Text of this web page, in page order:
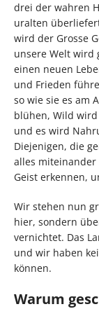
drei der wahren
uralten
wird der Grosse
unsere Welt wird
einen neuen
und Frieden
so wie sie es am
blühen, Wild
und es wird
Diejenigen, die
alles miteinander
Geist erkennen,
Wir stehen nun
hier, sondern
vernichtet. Das
und wir haben
können.
Warum